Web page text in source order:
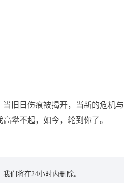
旧日伤痕被揭开，当新的危机与
攀不起，如今，轮到你了。
们将在24小时内删除。